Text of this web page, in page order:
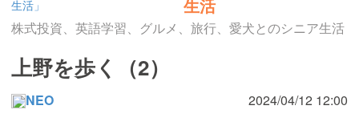
生活
株式投資、英語学習、グルメ、旅行、愛犬とのシニア生活
上野を歩く（2）
NEO 2024/04/12 12:00